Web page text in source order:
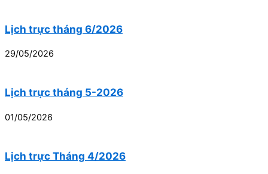
Lịch trực tháng 6/2026
29/05/2026
Lịch trực tháng 5-2026
01/05/2026
Lịch trực Tháng 4/2026